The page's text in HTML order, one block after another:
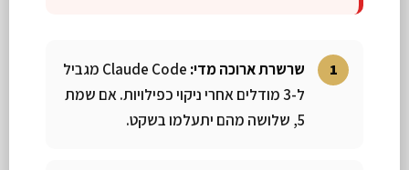
שרשרת ארוכה מדי:
Claude Code מגביל
ל-3 מודלים אחרי ניקוי כפילויות. אם שמת
5, שלושה מהם יתעלמו בשקט.